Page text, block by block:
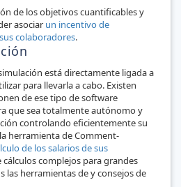
de los objetivos cuantificables y
asociar un incentivo de
colaboradores.
está directamente ligada a
para llevarla a cabo. Existen
de ese tipo de software
que sea totalmente autónomo y
controlando eficientemente su
herramienta de Comment-
de los salarios de sus
cálculos complejos para grandes
las herramientas de y consejos de